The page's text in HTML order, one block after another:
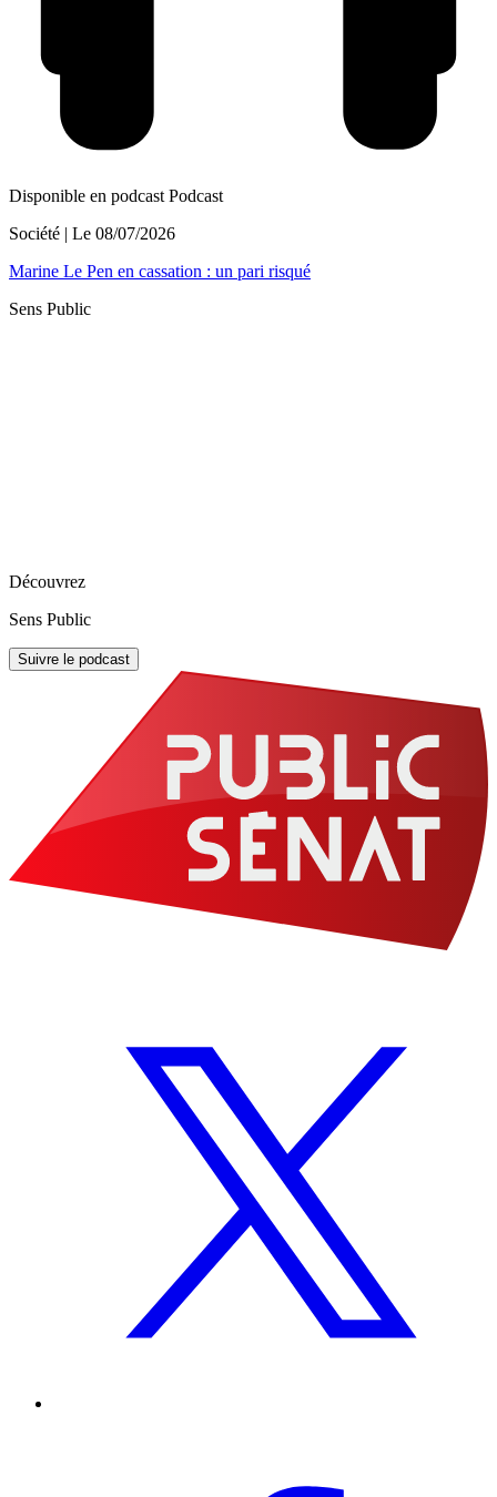
Disponible en podcast Podcast
Société | Le 08/07/2026
Marine Le Pen en cassation : un pari risqué
Sens Public
Découvrez
Sens Public
Suivre le podcast